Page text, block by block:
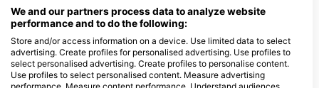
KIM’S DIVE REORT
Masaplud, 6217 Dauin,
Negros - FÜlÖp-szigetek
We and our partners process data to analyze website
performance and to do the following:
Store and/or access information on a device. Use limited data to select
advertising. Create profiles for personalised advertising. Use profiles to
select personalised advertising. Create profiles to personalise content.
Use profiles to select personalised content. Measure advertising